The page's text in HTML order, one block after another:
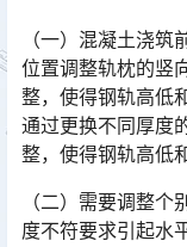
（一）混凝土浇
位置调整轨枕的竖
整，使得钢轨高低
通过更换不同厚度
整，使得钢轨高低
（二）需要调整
度不符要求引起水